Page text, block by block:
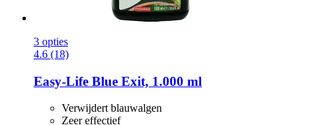
3 opties
4.6 (18)
Easy-Life Blue Exit, 1.000 ml
Verwijdert blauwalgen
Zeer effectief